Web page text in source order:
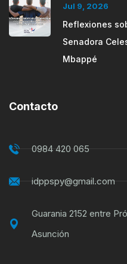
Jul 9, 2026
Reflexiones
Senadora
Mbappé
Contacto
0984 420 065
idppspy@gmail.com
Guarania 2152 entre
Asunción